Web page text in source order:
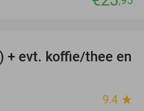
61%
+ evt. koffie/thee en
9.4 star